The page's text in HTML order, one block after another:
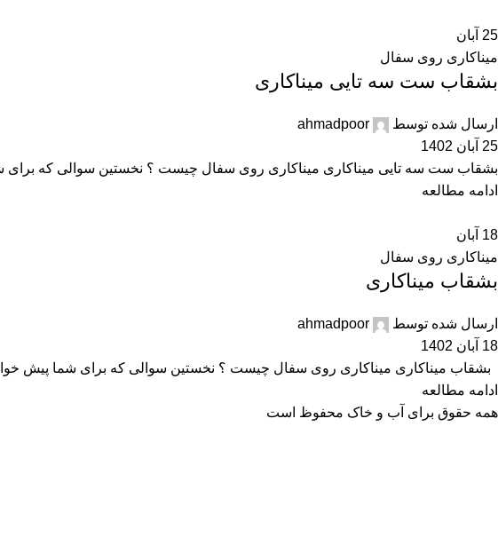
25 آبان
میناکاری روی سفال
بشقاب ست سه تایی میناکاری
ارسال شده توسط
ahmadpoor
25 آبان 1402
بشقاب ست سه تایی میناکاری میناکاری روی سفال چیست ؟ نخستین سوالی که
ادامه مطالعه
18 آبان
میناکاری روی سفال
بشقاب میناکاری
ارسال شده توسط
ahmadpoor
18 آبان 1402
بشقاب میناکاری میناکاری روی سفال چیست ؟ نخستین سوالی که برای شما پیش
ادامه مطالعه
همه حقوق برای آب و خاک محفوظ است